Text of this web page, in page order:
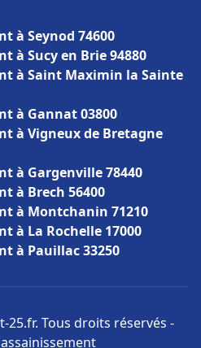
à Seynod 74600
à Sucy en Brie 94880
à Saint Maximin la Sainte
à Gannat 03800
à Vigneux de Bretagne
à Gargenville 78440
à Brech 56400
à Montchanin 71210
à La Rochelle 17000
à Pauillac 33250
25.fr. Tous droits réservés -